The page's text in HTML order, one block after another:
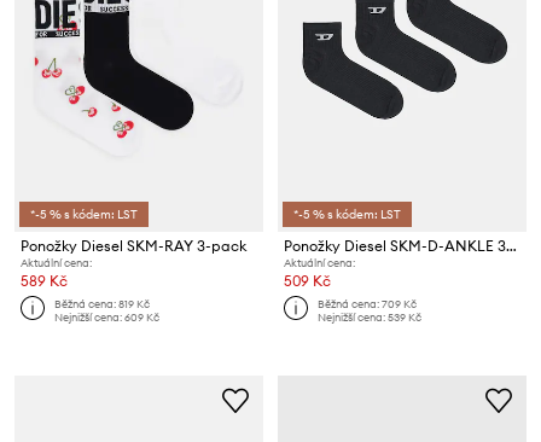
*-5 % s kódem: LST
Ponožky Diesel SKM-RAY 3-pack
Aktuální cena:
589 Kč
Běžná cena:819 Kč
Nejnižší cena:609 Kč
*-5 % s kódem: LST
Ponožky Diesel SKM-D-ANKLE 3-pack
Aktuální cena:
509 Kč
Běžná cena:709 Kč
Nejnižší cena:539 Kč